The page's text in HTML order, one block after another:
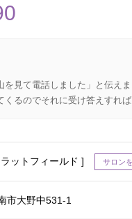
見て電話しました」と伝え
るのでそれに受け答えすれば
ットフィールド ] サロン
市大野中531-1